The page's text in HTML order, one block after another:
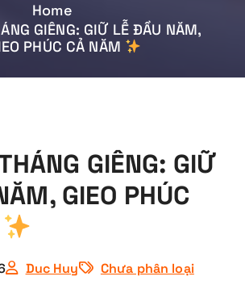
Home
GIÊNG: GIỮ LỄ ĐẦU NĂM,
PHÚC CẢ NĂM
GIÊNG: GIỮ
GIEO PHÚC
Duc Huy Chưa phân loại